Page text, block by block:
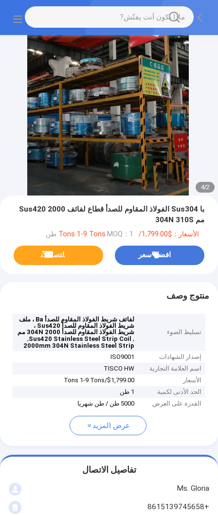
2
/
4
با Sus304 الفولاذ المقاوم للصدأ قطاع لفائف Sus420 2000
مم 304N 310S
الأسعار：$1,799.00/Tons 1-9 Tons MOQ：1 طن
افضل سعر ﺎﺘﺼﻟ ﺍﻶﻧ
منتوج وصف
تسليط الضوء
لفائف شريط الفولاذ المقاوم للصدأ Ba ، ملف
شريط الفولاذ المقاوم للصدأ Sus420 ،
شريط الفولاذ المقاوم للصدأ 304N 2000 مم
,
Sus420 Stainless Steel Strip Coil
,
2000mm 304N Stainless Steel Strip
إصدار الشهادات
ISO9001
اسم العلامة التجارية
TISCO HW
الأسعار
$1,799.00/Tons 1-9 Tons
الحد الأدنى لكمية
1 طن
القدرة على العرض
5000 طن / طن شهريا
عرض المزيد
تفاصيل الاتصال
Ms. Gloria
+8615139745658